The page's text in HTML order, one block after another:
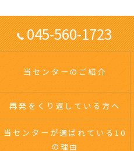
045-560-1723
当センターのご紹介
再発をくり返している方へ
当センターが選ばれている10
の理由